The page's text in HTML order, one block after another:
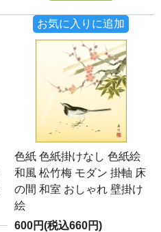
お気に入りに追加
色紙 色紙掛けなし 色紙絵
和風 松竹梅 モダン 掛軸 床
の間 和室 おしゃれ 壁掛け
絵
600円(税込660円)